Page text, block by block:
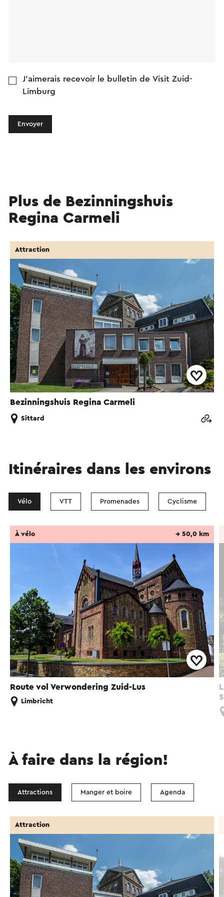
J'aimerais recevoir le bulletin de Visit Zuid-
Limburg
Envoyer
Plus de Bezinningshuis
Regina Carmeli
Bezinningshuis Regina Carmeli
Attraction
Sittard
Itinéraires dans les environs
Vélo VTT Promenades Cyclisme
Route vol Verwondering Zuid-Lus
À vélo → 50,0 km
Limbricht
À faire dans la région!
Attractions Manger et boire Agenda
Attraction